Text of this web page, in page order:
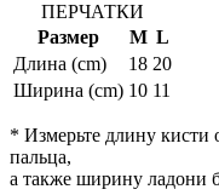
ПЕРЧАТКИ
Размер
M L
Длина (cm)
18 20
Ширина (cm) 10 11
* Измерьте длину кисти
пальца,
а также ширину ладони